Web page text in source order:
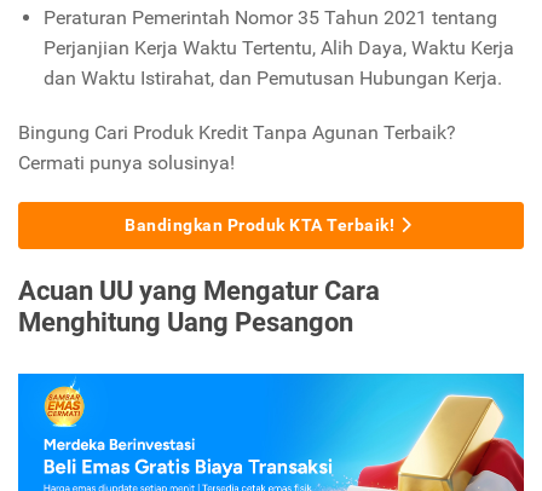
Peraturan Pemerintah Nomor 35 Tahun 2021 tentang
Perjanjian Kerja Waktu Tertentu, Alih Daya, Waktu Kerja
dan Waktu Istirahat, dan Pemutusan Hubungan Kerja.
Bingung Cari Produk Kredit Tanpa Agunan Terbaik?
Cermati punya solusinya!
Bandingkan Produk KTA Terbaik!
Acuan UU yang Mengatur Cara
Menghitung Uang Pesangon